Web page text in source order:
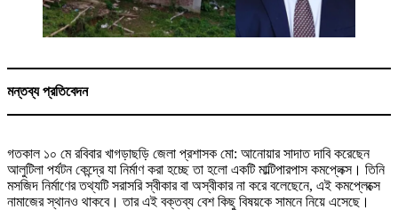
মন্তব্য প্রতিবেদন
গতকাল ১০ মে রবিবার খাগড়াছড়ি জেলা প্রশাসক মো: আনোয়ার সাদাত দাবি করেছেন
আলুটিলা পর্যটন কেন্দ্রে যা নির্মাণ করা হচ্ছে তা হলো একটি মাল্টিপারপাস কমপ্লেক্স। তিনি
মসজিদ নির্মাণের তথ্যটি সরাসরি স্বীকার বা অস্বীকার না করে বলেছেনে, এই কমপ্লেক্সে
নামাজের স্থানও থাকবে। তার এই বক্তব্য বেশ কিছু বিষয়কে সামনে নিয়ে এসেছে।